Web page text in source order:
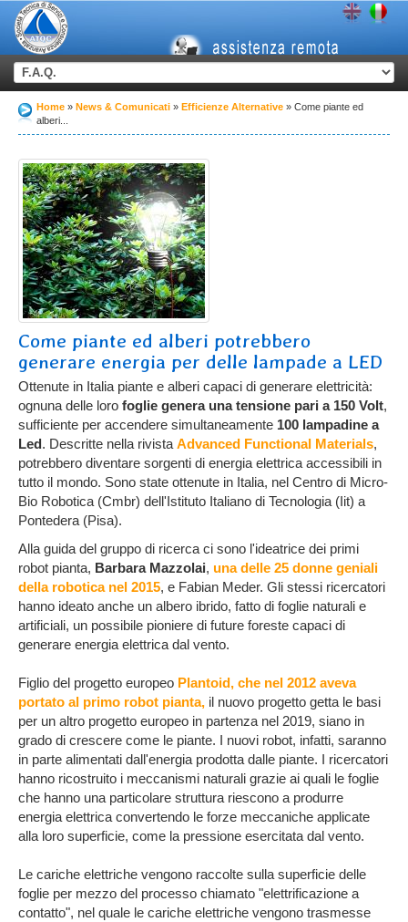
Home News & Comunicati Efficienze Alternative
Come piante ed
alberi...
Come piante ed alberi potrebbero
generare energia per delle lampade a LED
Ottenute in Italia piante e alberi capaci di generare elettricità:
ognuna delle loro foglie genera una tensione pari a 150 Volt,
sufficiente per accendere simultaneamente 100 lampadine a
Led. Descritte nella rivista Advanced Functional Materials,
potrebbero diventare sorgenti di energia elettrica accessibili in
tutto il mondo. Sono state ottenute in Italia, nel Centro di Micro-
Bio Robotica (Cmbr) dell'Istituto Italiano di Tecnologia (Iit) a
Pontedera (Pisa).
Alla guida del gruppo di ricerca ci sono l'ideatrice dei primi
robot pianta, Barbara Mazzolai, una delle 25 donne geniali
della robotica nel 2015, e Fabian Meder. Gli stessi ricercatori
hanno ideato anche un albero ibrido, fatto di foglie naturali e
artificiali, un possibile pioniere di future foreste capaci di
generare energia elettrica dal vento.
Figlio del progetto europeo Plantoid, che nel 2012 aveva
portato al primo robot pianta, il nuovo progetto getta le basi
per un altro progetto europeo in partenza nel 2019, siano in
grado di crescere come le piante. I nuovi robot, infatti, saranno
in parte alimentati dall'energia prodotta dalle piante. I ricercatori
hanno ricostruito i meccanismi naturali grazie ai quali le foglie
che hanno una particolare struttura riescono a produrre
energia elettrica convertendo le forze meccaniche applicate
alla loro superficie, come la pressione esercitata dal vento.
Le cariche elettriche vengono raccolte sulla superficie delle
foglie per mezzo del processo chiamato "elettrificazione a
contatto", nel quale le cariche elettriche vengono trasmesse